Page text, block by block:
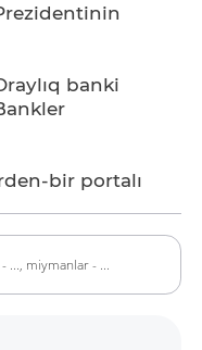
banki
bir portalı
..., miymanlar - ...